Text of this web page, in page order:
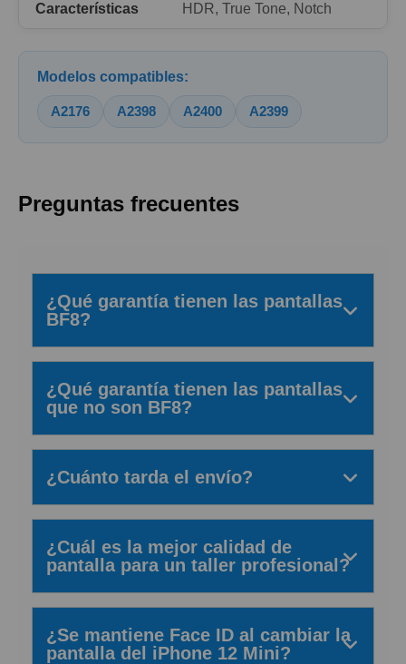
Características HDR, True Tone, Notch
Modelos compatibles:
A2176 A2398 A2400 A2399
Preguntas frecuentes
¿Qué garantía tienen las pantallas
BF8?
¿Qué garantía tienen las pantallas
que no son BF8?
¿Cuánto tarda el envío?
¿Cuál es la mejor calidad de
pantalla para un taller profesional?
¿Se mantiene Face ID al cambiar la
pantalla del iPhone 12 Mini?